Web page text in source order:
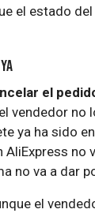
el estado
el
vendedor no
ya ha sido
AliExpress no
no va a dar
el